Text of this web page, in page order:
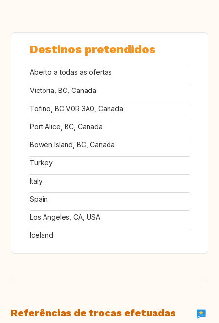
Destinos pretendidos
Aberto a todas as ofertas
Victoria, BC, Canada
Tofino, BC V0R 3A0, Canada
Port Alice, BC, Canada
Bowen Island, BC, Canada
Turkey
Italy
Spain
Los Angeles, CA, USA
Iceland
Referências de trocas efetuadas